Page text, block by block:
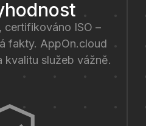
certifikováno ISO –
fakty. AppOn.cloud
kvalitu služeb vážně.